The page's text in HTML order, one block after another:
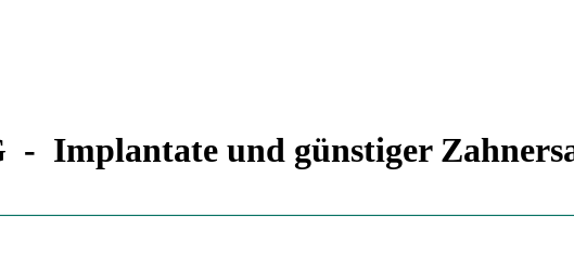
- Implantate und günstiger